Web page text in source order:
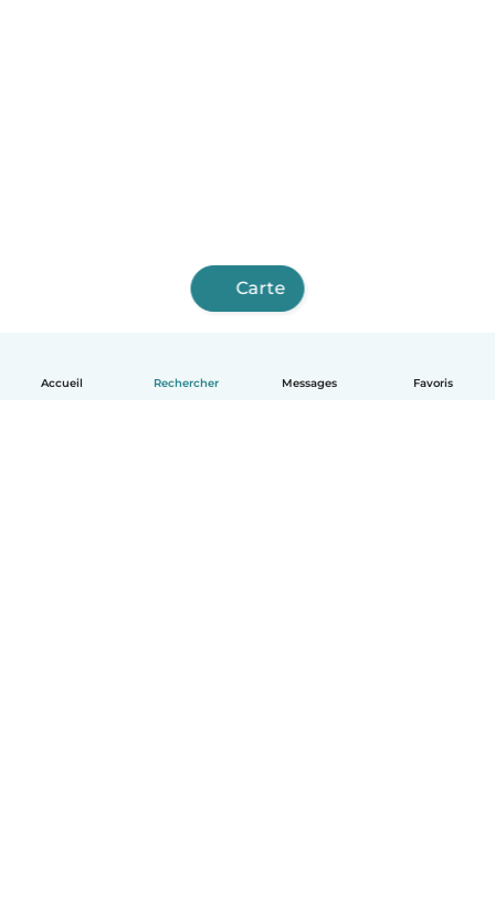
Accueil Rechercher Messages Favoris
Carte